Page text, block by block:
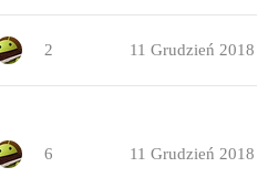
2 11 Grudzień 2018
6 11 Grudzień 2018